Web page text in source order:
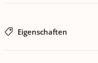
Eigenschaften